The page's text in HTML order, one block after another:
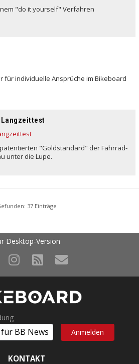
"do it yourself" Verfahren
für individuelle Ansprüche im Bikeboard
Langzeittest
"Goldstandard" der Fahrrad-
unter die Lupe.
37 Einträge
Desktop-Version
KONTAKT